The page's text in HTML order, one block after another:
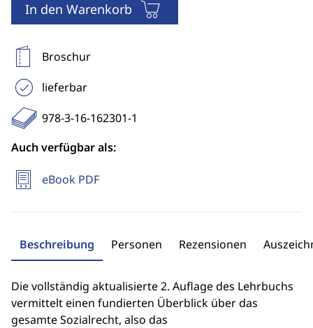
In den Warenkorb
Broschur
lieferbar
978-3-16-162301-1
Auch verfügbar als:
eBook PDF
Beschreibung Personen Rezensionen
Die vollständig aktualisierte 2. Auflage des Lehrbuchs
vermittelt einen fundierten Überblick über das
gesamte Sozialrecht, also das